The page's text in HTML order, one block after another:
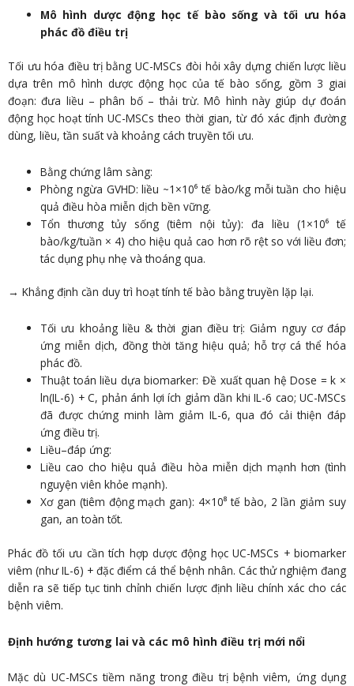
Mô hình dược động học tế bào sống và tối ưu hóa
phác đồ điều trị
Tối ưu hóa điều trị bằng UC-MSCs đòi hỏi xây dựng chiến lược liều
dựa trên mô hình dược động học của tế bào sống, gồm 3 giai
đoạn: đưa liều – phân bố – thải trừ. Mô hình này giúp dự đoán
động học hoạt tính UC-MSCs theo thời gian, từ đó xác định đường
dùng, liều, tần suất và khoảng cách truyền tối ưu.
Bằng chứng lâm sàng:
Phòng ngừa GVHD: liều ~1×10⁶ tế bào/kg mỗi tuần cho hiệu
quả điều hòa miễn dịch bền vững.
Tổn thương tủy sống (tiêm nội tủy): đa liều (1×10⁶ tế
bào/kg/tuần × 4) cho hiệu quả cao hơn rõ rệt so với liều đơn;
tác dụng phụ nhẹ và thoáng qua.
→ Khẳng định cần duy trì hoạt tính tế bào bằng truyền lặp lại.
Tối ưu khoảng liều & thời gian điều trị: Giảm nguy cơ đáp
ứng miễn dịch, đồng thời tăng hiệu quả; hỗ trợ cá thể hóa
phác đồ.
Thuật toán liều dựa biomarker: Đề xuất quan hệ Dose = k ×
ln(IL-6) + C, phản ánh lợi ích giảm dần khi IL-6 cao; UC-MSCs
đã được chứng minh làm giảm IL-6, qua đó cải thiện đáp
ứng điều trị.
Liều–đáp ứng:
Liều cao cho hiệu quả điều hòa miễn dịch mạnh hơn (tình
nguyện viên khỏe mạnh).
Xơ gan (tiêm động mạch gan): 4×10⁸ tế bào, 2 lần giảm suy
gan, an toàn tốt.
Phác đồ tối ưu cần tích hợp dược động học UC-MSCs + biomarker
viêm (như IL-6) + đặc điểm cá thể bệnh nhân. Các thử nghiệm đang
diễn ra sẽ tiếp tục tinh chỉnh chiến lược định liều chính xác cho các
bệnh viêm.
Định hướng tương lai và các mô hình điều trị mới nổi
Mặc dù UC-MSCs tiềm năng trong điều trị bệnh viêm, ứng dụng